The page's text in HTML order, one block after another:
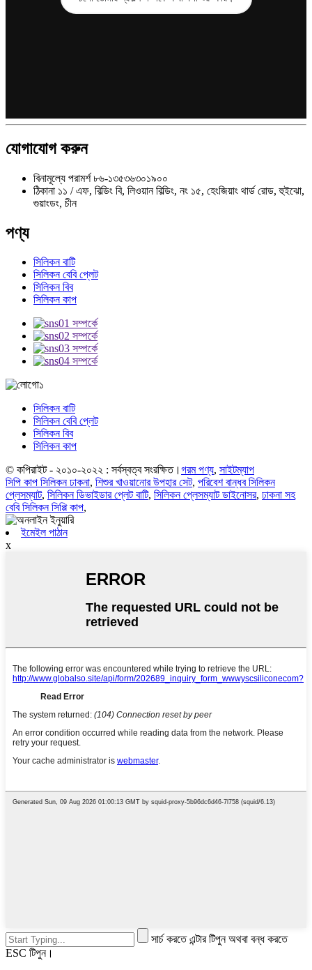
যোগাযোগ করুন
বিনামূল্যে পরামর্শ ৮৬-১৩৫৩৬৩০১৯০০
ঠিকানা ১১ / এফ, বিল্ডিং বি, লিওয়ান বিল্ডিং, নং ১৫, হেংজিয়াং থার্ড রোড, হুইঝো,
গুয়াংডং, চীন
পণ্য
সিলিকন বাটি
সিলিকন বেবি প্লেট
সিলিকন বিব
সিলিকন কাপ
সিলিকন বাটি
সিলিকন বেবি প্লেট
সিলিকন বিব
সিলিকন কাপ
© কপিরাইট - ২০১০-২০২২ : সর্বস্বত্ব সংরক্ষিত। গরম পণ্য, সাইটম্যাপ
সিপি কাপ সিলিকন ঢাকনা, শিশুর খাওয়ানোর উপহার সেট, পরিবেশ বান্ধব সিলিকন
প্লেসম্যাট, সিলিকন ডিভাইডার প্লেট বাটি, সিলিকন প্লেসম্যাট ডাইনোসর, ঢাকনা সহ
বেবি সিলিকন সিপ্পি কাপ,
ইমেইল পাঠান
x
সার্চ করতে এন্টার টিপুন অথবা বন্ধ করতে
ESC টিপুন।